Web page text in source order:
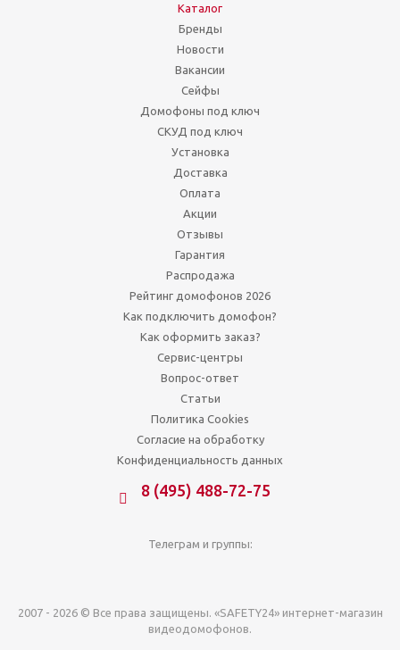
Каталог
Бренды
Новости
Вакансии
Сейфы
Домофоны под ключ
СКУД под ключ
Установка
Доставка
Оплата
Акции
Отзывы
Гарантия
Распродажа
Рейтинг домофонов 2026
Как подключить домофон?
Как оформить заказ?
Сервис-центры
Вопрос-ответ
Статьи
Политика Cookies
Согласие на обработку
Конфиденциальность данных
8 (495) 488-72-75
Телеграм и группы:
2007 - 2026 © Все права защищены. «SAFETY24» интернет-магазин
видеодомофонов.